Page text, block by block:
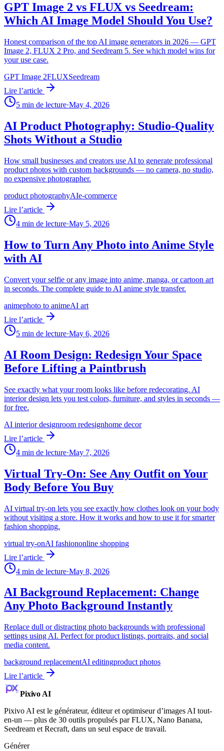
GPT Image 2 vs FLUX vs Seedream:
Which AI Image Model Should You Use?
Honest comparison of the top AI image generators in 2026 — GPT
Image 2, FLUX 2 Pro, and Seedream 5. See which model wins for
your use case.
GPT Image 2FLUXSeedream
Lire l’article
5 min de lecture·May 4, 2026
AI Product Photography: Studio-Quality
Shots Without a Studio
How small businesses and creators use AI to generate professional
product photos with custom backgrounds — no camera, no studio,
no expensive photographer.
product photographyAIe-commerce
Lire l’article
4 min de lecture·May 5, 2026
How to Turn Any Photo into Anime Style
with AI
Convert your selfie or any image into anime, manga, or cartoon art
in seconds. The complete guide to AI anime style transfer.
animephoto to animeAI art
Lire l’article
5 min de lecture·May 6, 2026
AI Room Design: Redesign Your Space
Before Lifting a Paintbrush
See exactly what your room looks like before redecorating. AI
interior design lets you test colors, furniture, and styles in seconds —
for free.
AI interior designroom redesignhome decor
Lire l’article
4 min de lecture·May 7, 2026
Virtual Try-On: See Any Outfit on Your
Body Before You Buy
AI virtual try-on lets you see exactly how clothes look on your body
without visiting a store. How it works and how to use it for smarter
fashion shopping.
virtual try-onAI fashiononline shopping
Lire l’article
4 min de lecture·May 8, 2026
AI Background Replacement: Change
Any Photo Background Instantly
Replace dull or distracting photo backgrounds with professional
settings using AI. Perfect for product listings, portraits, and social
media content.
background replacementAI editingproduct photos
Lire l’article
Pixivo AI
Pixivo AI est le générateur, éditeur et optimiseur d’images AI tout-
en-un — plus de 30 outils propulsés par FLUX, Nano Banana,
Seedream et Recraft, dans un seul espace de travail.
Générer